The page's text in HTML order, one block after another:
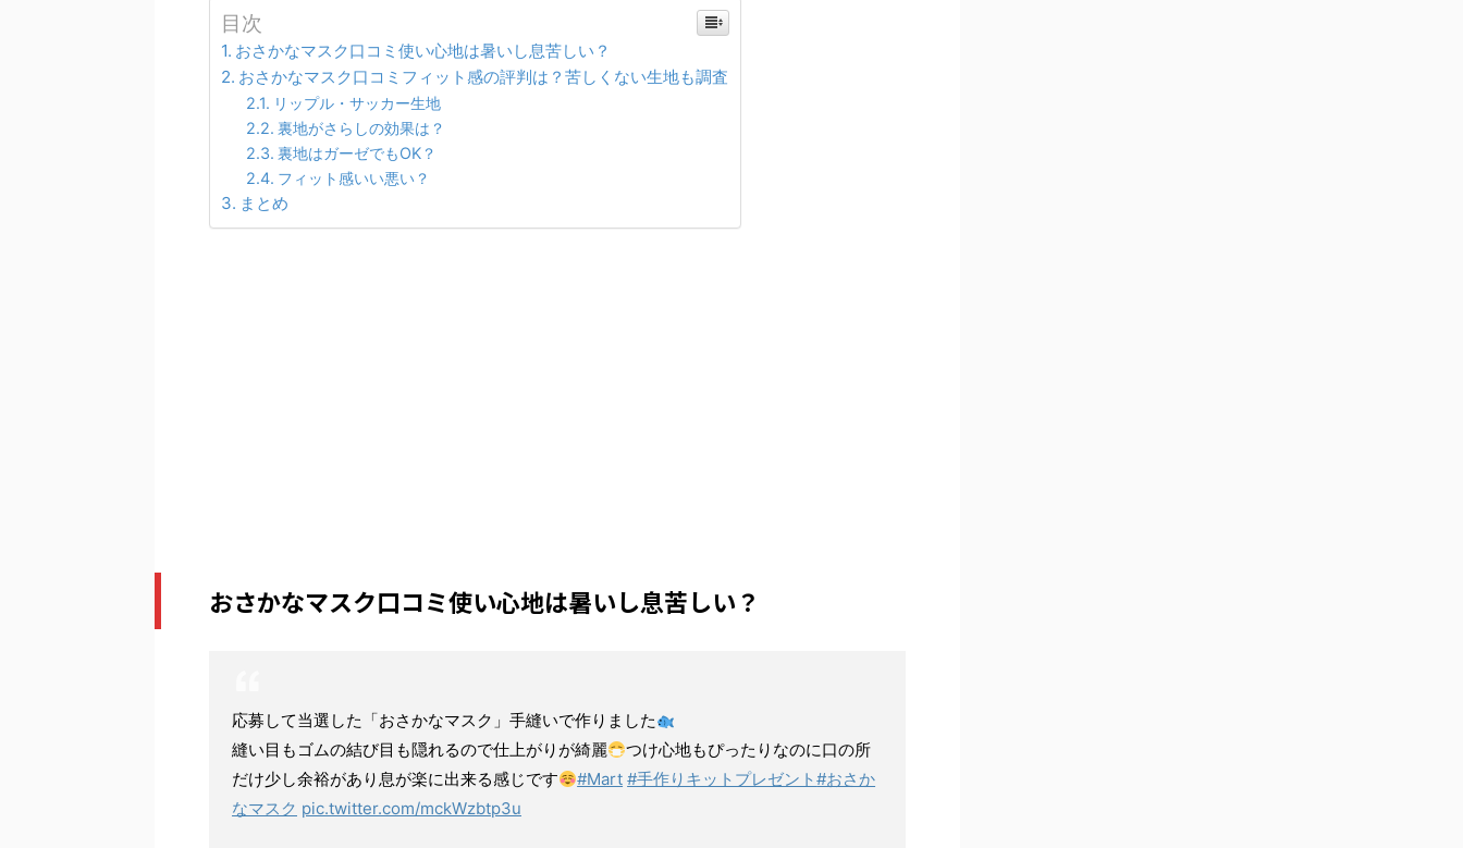
目次
おさかなマスク口コミ使い心地は暑いし息苦しい？
おさかなマスク口コミフィット感の評判は？苦しくない生地も調査
リップル・サッカー生地
裏地がさらしの効果は？
裏地はガーゼでもOK？
フィット感いい悪い？
まとめ
おさかなマスク口コミ使い心地は暑いし息苦しい？
応募して当選した「おさかなマスク」手縫いで作りました
縫い目もゴムの結び目も隠れるので仕上がりが綺麗
つけ心地もぴったりなのに口の所
だけ少し余裕があり息が楽に出来る感じです
#Mart #手作りキットプレゼント#おさか
なマスク pic.twitter.com/mckWzbtp3u